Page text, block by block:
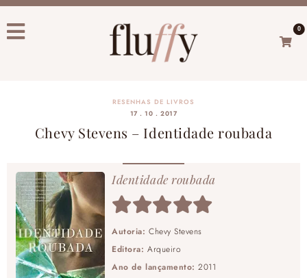
0
RESENHAS DE LIVROS
17 . 10 . 2017
Chevy Stevens – Identidade roubada
Identidade roubada
Autoria: Chevy Stevens
Editora: Arqueiro
Ano de lançamento: 2011